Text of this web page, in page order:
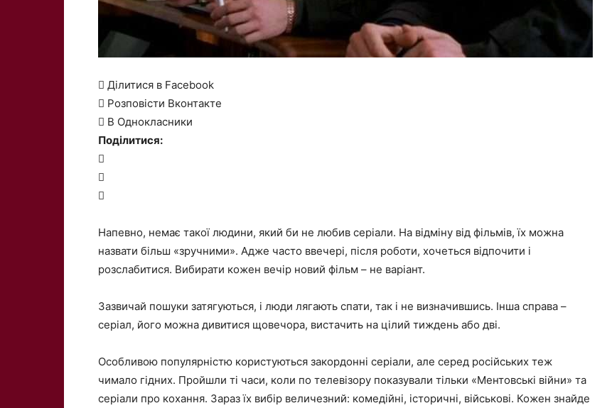
 Ділитися в Facebook
 Розповісти Вконтакте
 В Однокласники
Поділитися:



Напевно, немає такої людини, який би не любив серіали. На відміну від фільмів, їх можна
назвати більш «зручними». Адже часто ввечері, після роботи, хочеться відпочити і
розслабитися. Вибирати кожен вечір новий фільм – не варіант.
Зазвичай пошуки затягуються, і люди лягають спати, так і не визначившись. Інша справа –
серіал, його можна дивитися щовечора, вистачить на цілий тиждень або дві.
Особливою популярністю користуються закордонні серіали, але серед російських теж
чимало гідних. Пройшли ті часи, коли по телевізору показували тільки «Ментовські війни» та
серіали про кохання. Зараз їх вибір величезний: комедійні, історичні, військові. Кожен знайде